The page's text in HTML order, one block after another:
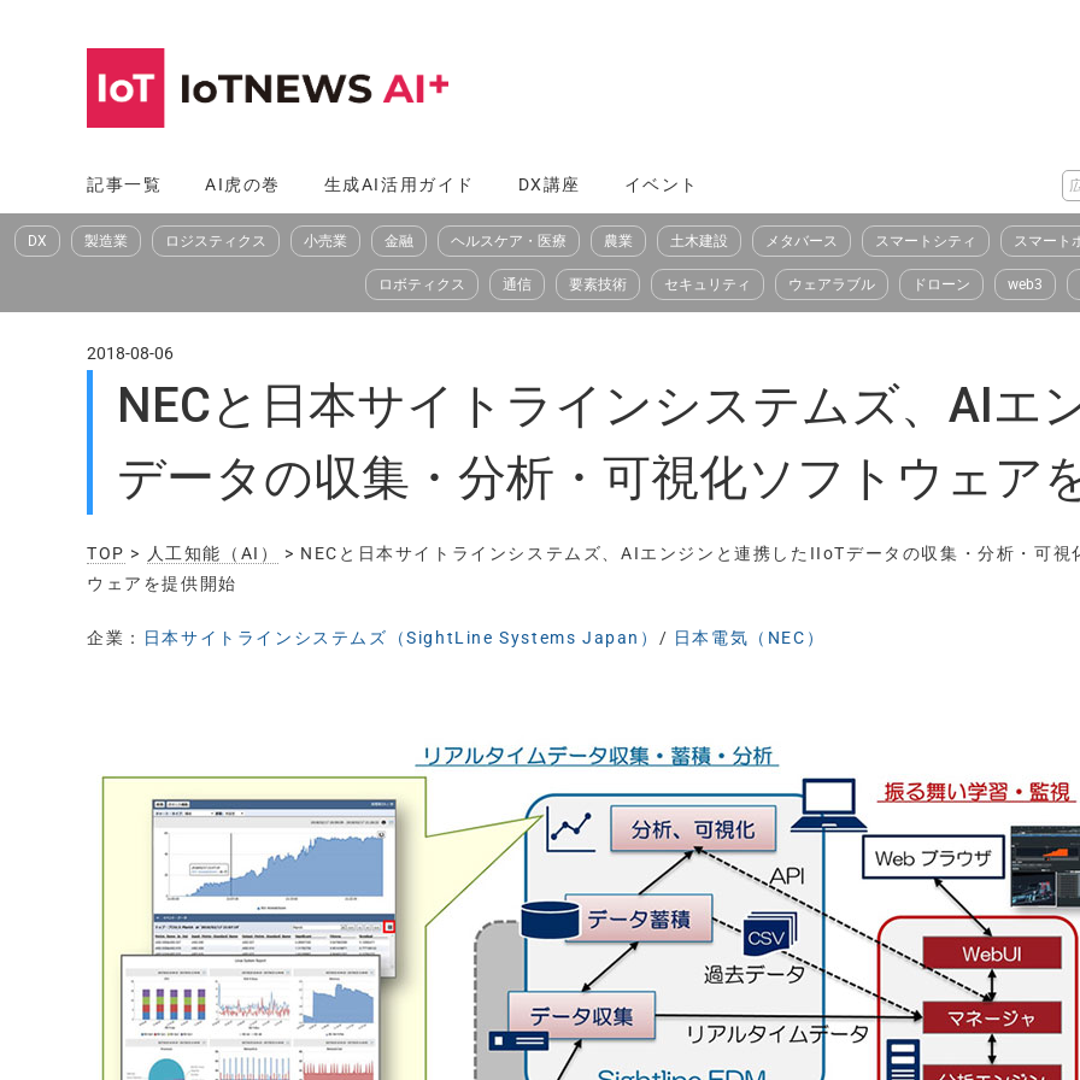
へ
ス
記事一覧 AI虎の巻 生成AI活用ガイド DX講座 イベント
DX 製造業 ロジスティクス 小売業 金融 ヘルスケア・医療 農業 土木建設 メタバース スマートシティ スマート
ロボティクス 通信 要素技術 セキュリティ ウェアラブル ドローン web3
2018-08-06
NECと日本サイトラインシステムズ、AIエ
データの収集・分析・可視化ソフトウェア
TOP > 人工知能（AI）
> NECと日本サイトラインシステムズ、AIエンジンと連携したIIoTデータの収集・分析・可視
ウェアを提供開始
企業： 日本サイトラインシステムズ（SightLine Systems Japan） / 日本電気（NEC）